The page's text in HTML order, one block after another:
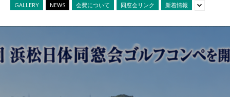
GALLERY NEWS 会費について 同窓会リンク 新着情報